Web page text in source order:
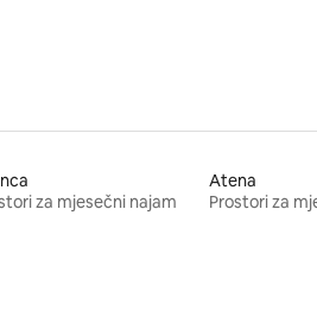
za mjesečni najam
Atena
Prostori za